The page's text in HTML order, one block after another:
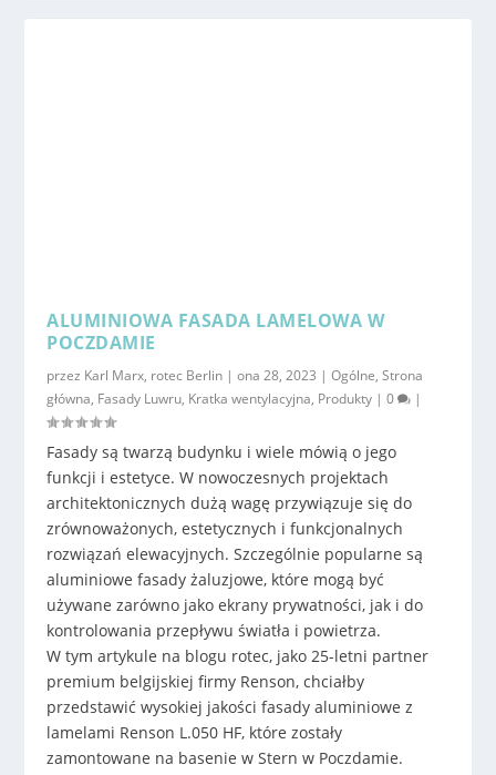
ALUMINIOWA FASADA LAMELOWA W
POCZDAMIE
przez Karl Marx, rotec Berlin |ona 28, 2023 |Ogólne,Strona
główna, Fasady Luwru, Kratka wentylacyjna, Produkty |0 |
Fasady są twarzą budynku i wiele mówią o jego
funkcji i estetyce. W nowoczesnych projektach
architektonicznych dużą wagę przywiązuje się do
zrównoważonych, estetycznych i funkcjonalnych
rozwiązań elewacyjnych. Szczególnie popularne są
aluminiowe fasady żaluzjowe, które mogą być
używane zarówno jako ekrany prywatności, jak i do
kontrolowania przepływu światła i powietrza.
W tym artykule na blogu rotec, jako 25-letni partner
premium belgijskiej firmy Renson, chciałby
przedstawić wysokiej jakości fasady aluminiowe z
lamelami Renson L.050 HF, które zostały
zamontowane na basenie w Stern w Poczdamie.